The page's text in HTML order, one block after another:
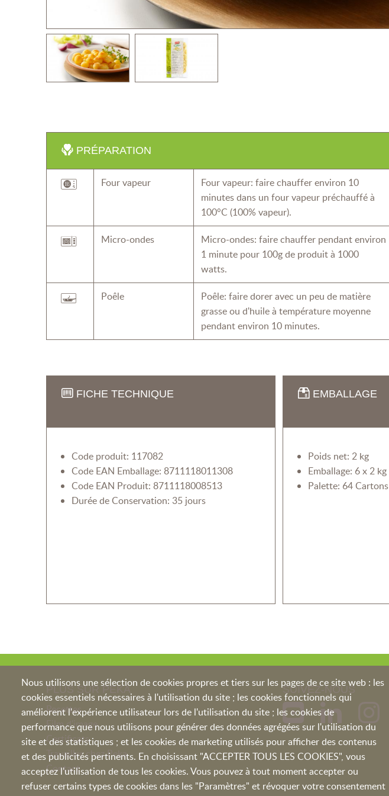
PRÉPARATION
Four vapeur
Four vapeur: faire chauffer environ 10
minutes dans un four vapeur préchauffé à
100°C (100% vapeur).
Micro-ondes
Micro-ondes: faire chauffer pendant environ
1 minute pour 100g de produit à 1000
watts.
Poêle
Poêle: faire dorer avec un peu de matière
grasse ou d'huile à température moyenne
pendant environ 10 minutes.
FICHE TECHNIQUE
Code produit: 117082
Code EAN Emballage: 8711118011308
Code EAN Produit: 8711118008513
Durée de Conservation: 35 jours
EMBALLAGE
Poids net: 2 kg
Emballage: 6 x 2 kg
Palette: 64 Cartons
Nous utilisons une sélection de cookies propres et tiers sur les pages de ce site web : les
cookies essentiels nécessaires à l'utilisation du site ; les cookies fonctionnels qui
améliorent l'expérience utilisateur lors de l'utilisation du site ; les cookies de
performance que nous utilisons pour générer des données agrégées sur l'utilisation du
site et des statistiques ; et les cookies de marketing utilisés pour afficher des contenus
et des publicités pertinents. En choisissant "ACCEPTER TOUS LES COOKIES", vous
acceptez l'utilisation de tous les cookies. Vous pouvez à tout moment accepter ou
refuser certains types de cookies dans les "Paramètres" et révoquer votre consentement
PLUS SUR PEKA
Recettes
Film d'image
Certificats
Travailler chez Peka
Contact
SUIVEZ-NOUS